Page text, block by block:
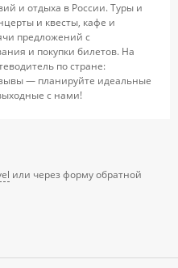
и отдыха в России. Туры и
и квесты, кафе и
предложений с
и покупки билетов. На
по стране:
— планируйте идеальные
с нами!
или через форму обратной